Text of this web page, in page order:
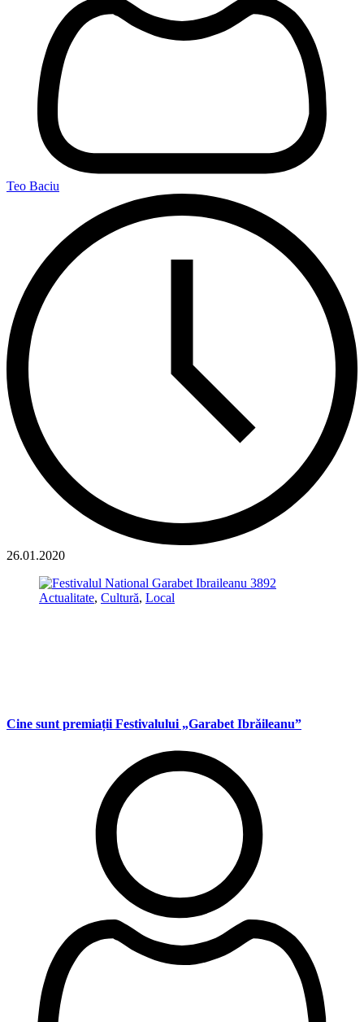
Teo Baciu
26.01.2020
Actualitate, Cultură, Local
Cine sunt premiații Festivalului „Garabet Ibrăileanu”